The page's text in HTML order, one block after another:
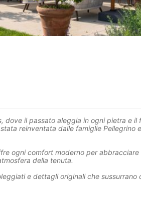
dove il passato aleggia in ogni pietra e
reinventata dalle famiglie Pellegrino
ogni comfort moderno per
della tenuta.
e dettagli originali che sussurrano